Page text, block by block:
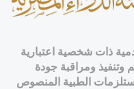
ذات شخصية اعتبارية
وتنفيذ ومراقبة جودة
الطبية المنصوص